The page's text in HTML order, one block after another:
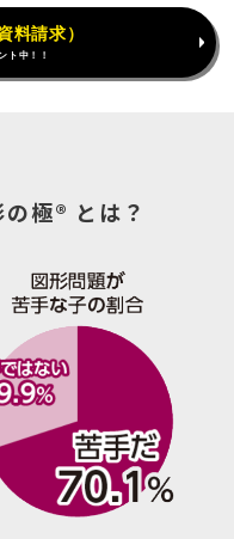
料請求）
ト中！！
極® とは？